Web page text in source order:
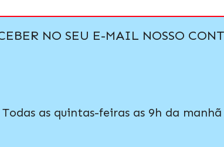
NO SEU E-MAIL NOSSO
Todas as quintas-feiras as 9h da manhã